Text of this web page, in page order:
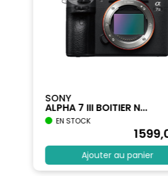
SONY
ALPHA 7 III BOITIER N...
EN STOCK
1599
Ajouter au panier